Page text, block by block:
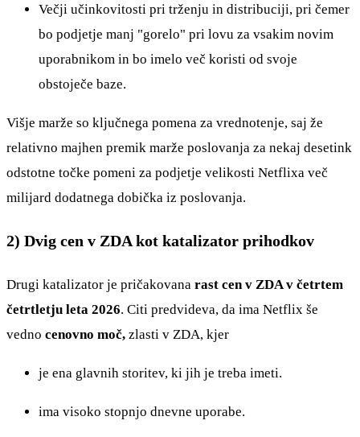
Večji učinkovitosti pri trženju in distribuciji, pri čemer
bo podjetje manj "gorelo" pri lovu za vsakim novim
uporabnikom in bo imelo več koristi od svoje
obstoječe baze.
Višje marže so ključnega pomena za vrednotenje, saj že
relativno majhen premik marže poslovanja za nekaj desetink
odstotne točke pomeni za podjetje velikosti Netflixa več
milijard dodatnega dobička iz poslovanja.
2) Dvig cen v ZDA kot katalizator prihodkov
Drugi katalizator je pričakovana rast cen v ZDA v četrtem
četrtletju leta 2026. Citi predvideva, da ima Netflix še
vedno cenovno moč, zlasti v ZDA, kjer
je ena glavnih storitev, ki jih je treba imeti.
ima visoko stopnjo dnevne uporabe.